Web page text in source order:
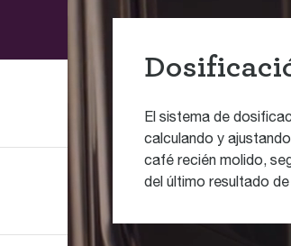
El sistema de
calculando y
café recién molido,
del último resultado
El sensor de gran
dosis, y reduce las
manual del espresso.
El prensado asistido
de 7 grados y una
la misma acción que
con una superficie de